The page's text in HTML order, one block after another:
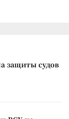
защиты судов